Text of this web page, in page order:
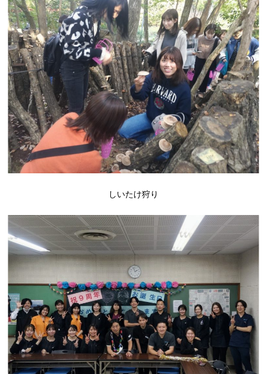
しいたけ狩り